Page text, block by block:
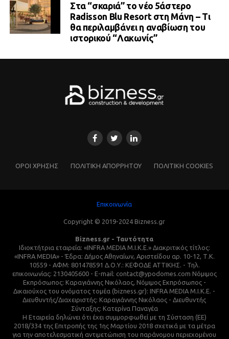
Στα “σκαριά” το νέο 5άστερο
Radisson Blu Resort στη Μάνη – Τι
θα περιλαμβάνει η αναβίωση του
ιστορικού “Λακωνίς”
ΌΡΟΙ ΧΡΗΣΗΣ ΠΟΛΙΤΙΚΗ ΑΠΟΡΡΗΤΟΥ ΠΟΛΙΤΙΚΗ COOKIES
Επικοινωνία
Copyright © 2019-2024 Bizness.gr
Bizness.gr - Ταυτότητα
Ιδιοκτήτρια εταιρεία: «INFRA MEDIA M.I.K.E.» Διακριτικός τίτλος:
«INFRA MEDIA» - Έδρα: Δήμος Αθηναίων, Αριστείδου αρ. 10-12, Τ.Κ.
10559 - ΑΦΜ: 801478591 Δ.Ο.Υ.: ΚΕΦΟΔΕ ΑΤΤΙΚΗΣ. - Τηλ.
επικοινωνίας: 2130405600 - E-mail: contact@ypodomes.com Νόμιμος
Εκπρόσωπος: Καραγιάννης Νικόλαος, Νόμιμος Εκπρόσωπος -
Δικαιούχος του ονόματος τομέα (bizness.gr): INFRA MEDIA M.I.K.E. -
Διευθυντής/Διαχειριστής: Καραγιάννης Νικόλαος - Διευθυντής
Σύνταξης: Κατερίνα Παναγέα
Η Εταιρεία δηλώνει ότι έχει συμμορφωθεί με τη Σύσταση (ΕΕ)
2018/334 της Επιτροπής της 1ης Μαρτίου 2018 σχετικά με τα μέτρα
για την αποτελεσματική αντιμετώπιση του παράνομου περιεχομένου